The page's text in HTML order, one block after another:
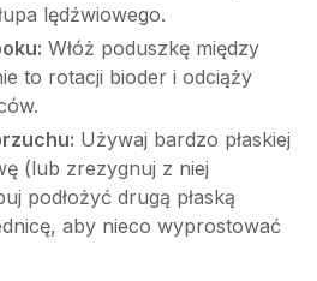
lędźwiowego.
Włóż poduszkę między
to rotacji bioder i odciąży
Używaj bardzo płaskiej
(lub zrezygnuj z niej
podłożyć drugą płaską
aby nieco wyprostować